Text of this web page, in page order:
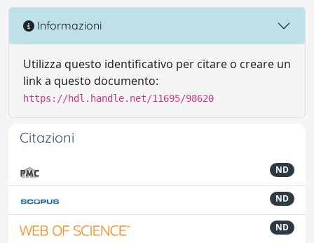
Informazioni
Utilizza questo identificativo per citare o creare un
link a questo documento:
https://hdl.handle.net/11695/98620
Citazioni
ND
ND
ND